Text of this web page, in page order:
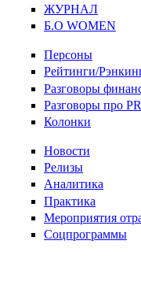
ЖУРНАЛ
Б.О WOMEN
Персоны
Рейтинги/
Разговоры
Разговоры про PR
Колонки
Новости
Релизы
Аналитика
Практика
Мероприятия
Соцпрограммы